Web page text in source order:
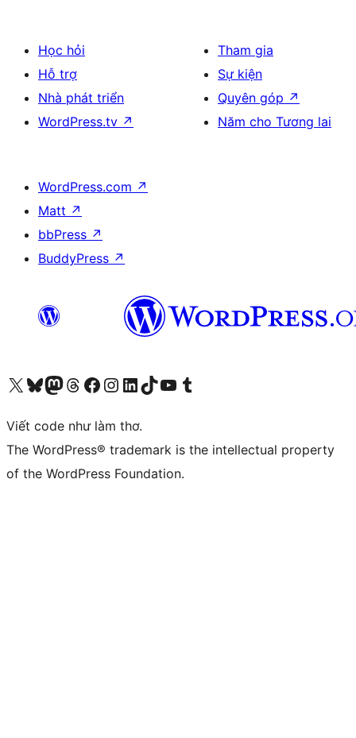
Học hỏi
Hỗ trợ
Nhà phát triển
WordPress.tv ↗
Tham gia
Sự kiện
Quyên góp ↗
Năm cho Tương lai
WordPress.com ↗
Matt ↗
bbPress ↗
BuddyPress ↗
Truy cập tài khoản X (trước đây là Twitter) của chúng tôiVisit our Bluesky account
Visit our Mastodon account
Visit our Threads account
Xem trang Facebook của chúng tôiTruy cập tài khoản Instagram của chúng tôiTruy cập tài khoản LinkedIn của chúng tôiVisit our TikTok account
Truy cập kênh YouTube của chúng tôi Visit our Tumblr account
Viết code như làm thơ.
The WordPress® trademark is the intellectual property
of the WordPress Foundation.